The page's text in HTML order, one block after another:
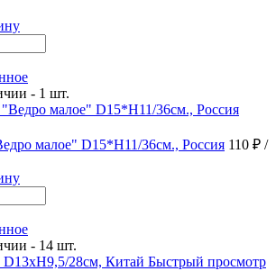
- 1 шт.
малое" D15*H11/36см., Россия 110 ₽ /
- 14 шт.
Быстрый просмотр